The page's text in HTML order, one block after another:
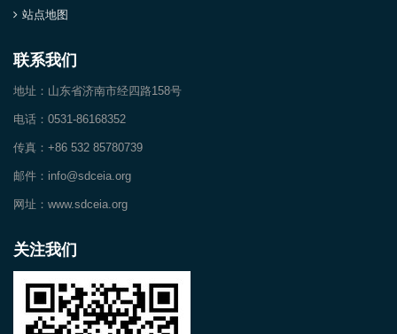
站点地图
联系我们
地址：山东省济南市经四路158号
电话：0531-86168352
传真：+86 532 85780739
邮件：info@sdceia.org
网址：www.sdceia.org
关注我们